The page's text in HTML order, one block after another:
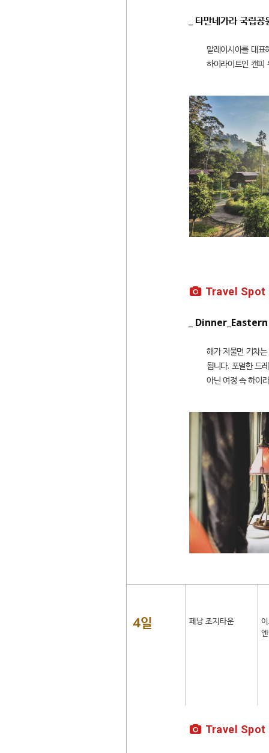
_ 타만네가라 국립공
말레이시아를 대표
하이라이트인 캔피
Travel Spot
_
해가 저물면 기차
됩니다. 포멀한 드
아닌 여정 속 하이
4일 페낭 조지타운
Travel Spot